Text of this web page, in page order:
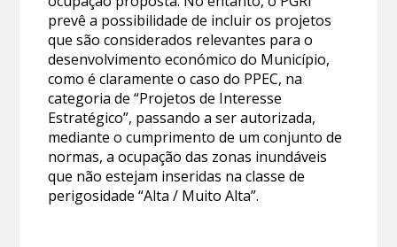
prevê a possibilidade de incluir os projetos
que são considerados relevantes para o
desenvolvimento económico do Município,
como é claramente o caso do PPEC, na
categoria de “Projetos de Interesse
Estratégico”, passando a ser autorizada,
mediante o cumprimento de um conjunto de
normas, a ocupação das zonas inundáveis
que não estejam inseridas na classe de
perigosidade “Alta / Muito Alta”.